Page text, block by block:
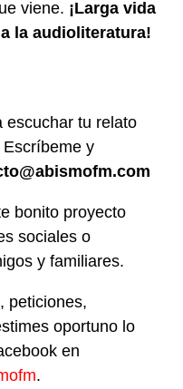
viene. ¡Larga vida
la audioliteratura!
escuchar tu relato
y
bonito proyecto
sociales o
y familiares.
peticiones,
oportuno lo
en
.